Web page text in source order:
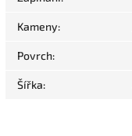
Kameny:
Povrch:
Šířka: